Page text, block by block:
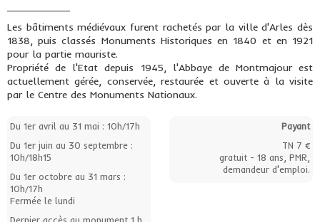
Les bâtiments médiévaux furent rachetés par la ville d'Arles dès
1838, puis classés Monuments Historiques en 1840 et en 1921
pour la partie mauriste.
Propriété de l'Etat depuis 1945, l'Abbaye de Montmajour est
actuellement gérée, conservée, restaurée et ouverte à la visite
par le Centre des Monuments Nationaux.
Du 1er avril au 31 mai : 10h/17h
Du 1er juin au 30 septembre :
10h/18h15
Du 1er octobre au 31 mars :
10h/17h
Fermée le lundi
Dernier accès au monument 1 h
Payant
TN 7 €
gratuit - 18 ans, PMR,
demandeur d'emploi.